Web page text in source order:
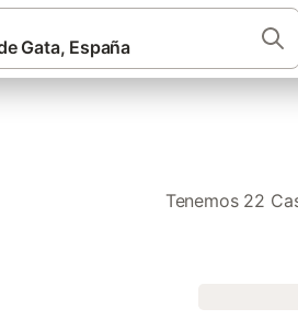
Tenemos 22